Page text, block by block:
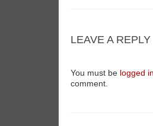
LEAVE A REPLY
You must be logged in
comment.